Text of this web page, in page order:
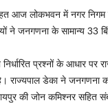
आज लोकभवन में नगर निगम
ने जनगणना के सामान्य 33
प्रश्नों के आधार पर
राज्यपाल डेका ने जनगणना
की जोन कमिश्नर सहित